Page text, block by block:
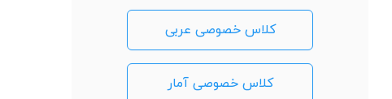
کلاس خصوصی عربی
کلاس خصوصی آمار